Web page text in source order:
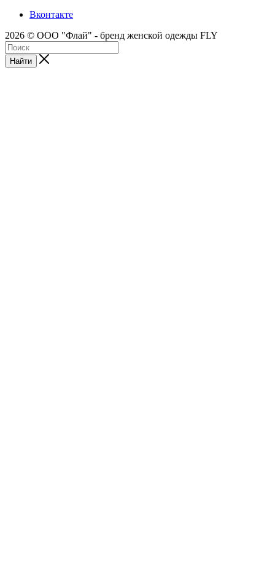
Вконтакте
2026 © ООО "Флай" - бренд женской одежды FLY
Найти